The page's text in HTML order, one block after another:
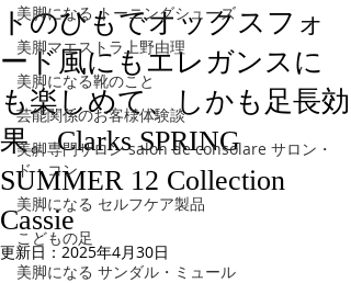
美脚になる トーニングシューズ
美脚マエストラ上野由理
美脚になる靴のこと
芸能関係のお客様体験談
美脚専門サロン salon de consolare サロン・
ド・コン
美脚になる セルフケア製品
こどもの足
美脚になる サンダル・ミュール
トのひもでオックスフォ
ード風にもエレガンスに
も楽しめて、しかも足長効
果。Clarks SPRING
SUMMER 12 Collection
Cassie
更新日：2025年4月30日